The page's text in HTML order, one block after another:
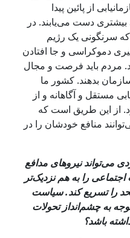
از پائین پیدا
دست می‌یابند. در
سرنگونی یک رژیم
دموکراسی و جا افتادن
مردم باید فرصت و مجال
بدهند. کشور ما
مستقل و آگاهانه و از
از این طریق است که
منافع خودشان را در
نیروهای مدافع
را به هم نزدیک‌تر
را تسریع کند. سیاست
به چشم‌انداز تحولات
باشد؟